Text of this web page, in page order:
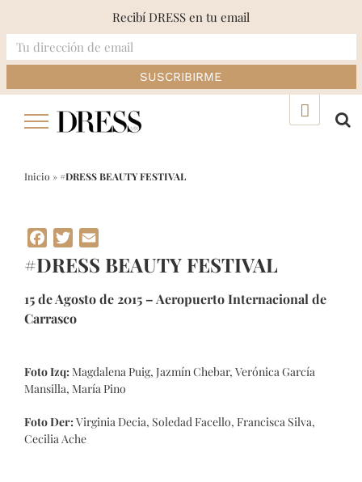
Inicio » #DRESS BEAUTY FESTIVAL
Facebook
Twitter
#DRESS BEAUTY FESTIVAL
15 de Agosto de 2015 – Aeropuerto Internacional de
Carrasco
Foto Izq:Magdalena Puig, Jazmín Chebar, Verónica García
Mansilla, María Pino
Foto Der:Virginia Decia, Soledad Facello, Francisca Silva,
Cecilia Ache
Recibí DRESS en tu email